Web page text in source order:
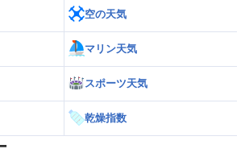
空の天気
マリン天気
スポーツ天気
乾燥指数